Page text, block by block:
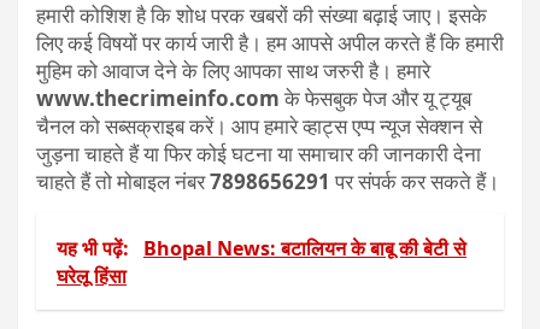
हमारी कोशिश है कि शोध परक खबरों की संख्या बढ़ाई जाए। इसके
लिए कई विषयों पर कार्य जारी है। हम आपसे अपील करते हैं कि हमारी
मुहिम को आवाज देने के लिए आपका साथ जरुरी है। हमारे
www.thecrimeinfo.comके फेसबुक पेज और यू ट्यूब
चैनल को सब्सक्राइब करें। आप हमारे व्हाट्स एप्प न्यूज सेक्शन से
जुड़ना चाहते हैं या फिर कोई घटना या समाचार की जानकारी देना
चाहते हैं तो मोबाइल नंबर7898656291 पर संपर्क कर सकते हैं।
यह भी पढ़ें:
Bhopal News: बटालियन के बाबू की बेटी से
घरेलू हिंसा